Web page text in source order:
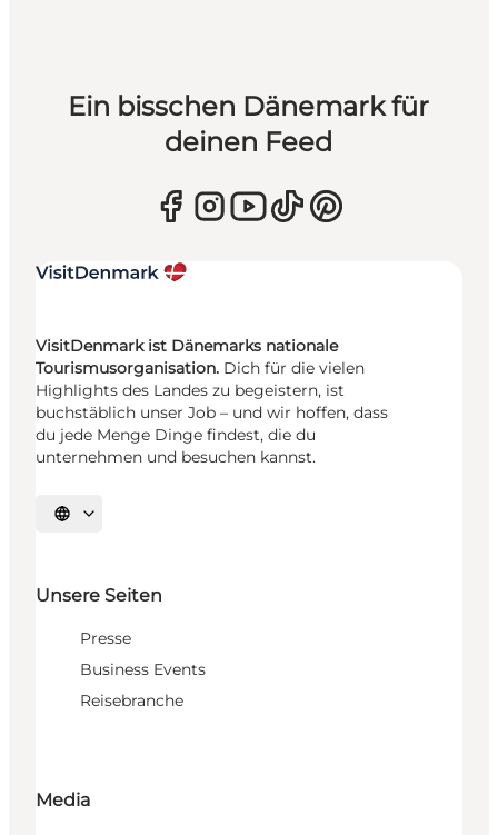
Ein bisschen Dänemark für
deinen Feed
VisitDenmark ist Dänemarks nationale
Tourismusorganisation. Dich für die vielen
Highlights des Landes zu begeistern, ist
buchstäblich unser Job – und wir hoffen, dass
du jede Menge Dinge findest, die du
unternehmen und besuchen kannst.
Sprache auswählen
Unsere Seiten
Presse
Business Events
Reisebranche
Media